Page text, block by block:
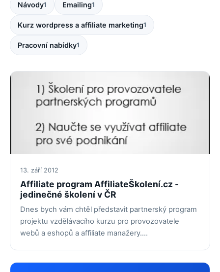
Návody1 Emailing1
Kurz wordpress a affiliate marketing1
Pracovní nabídky1
13. září 2012
Affiliate program AffiliateŠkolení.cz -
jedinečné školení v ČR
Dnes bych vám chtěl představit partnerský program
projektu vzdělávacího kurzu pro provozovatele
webů a eshopů a affiliate manažery.…